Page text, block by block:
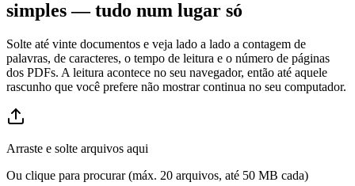
simples — tudo num lugar só
Solte até vinte documentos e veja lado a lado a contagem de
palavras, de caracteres, o tempo de leitura e o número de páginas
dos PDFs. A leitura acontece no seu navegador, então até aquele
rascunho que você prefere não mostrar continua no seu computador.
Arraste e solte arquivos aqui
Ou clique para procurar (máx. 20 arquivos, até 50 MB cada)